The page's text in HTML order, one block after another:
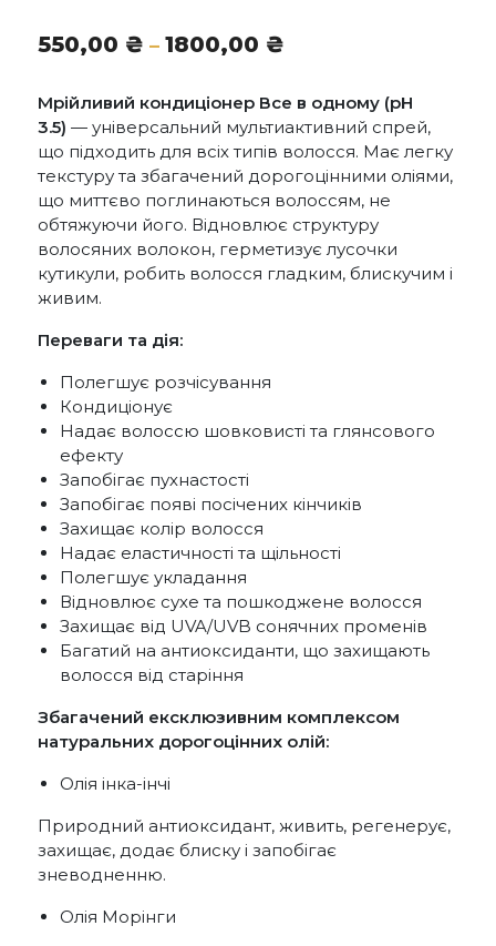
550,00 ₴ – 1800,00 ₴
550,00 ₴
до
1800,00 ₴
Мрійливий кондиціонер Все в одному (pH
3.5) — універсальний мультиактивний спрей,
що підходить для всіх типів волосся. Має легку
текстуру та збагачений дорогоцінними оліями,
що миттєво поглинаються волоссям, не
обтяжуючи його. Відновлює структуру
волосяних волокон, герметизує лусочки
кутикули, робить волосся гладким, блискучим і
живим.
Переваги та дія:
Полегшує розчісування
Кондиціонує
Надає волоссю шовковисті та глянсового
ефекту
Запобігає пухнастості
Запобігає появі посічених кінчиків
Захищає колір волосся
Надає еластичності та щільності
Полегшує укладання
Відновлює сухе та пошкоджене волосся
Захищає від UVA/UVB сонячних променів
Багатий на антиоксиданти, що захищають
волосся від старіння
Збагачений ексклюзивним комплексом
натуральних дорогоцінних олій:
Олія інка-інчі
Природний антиоксидант, живить, регенерує,
захищає, додає блиску і запобігає
зневодненню.
Олія Морінги